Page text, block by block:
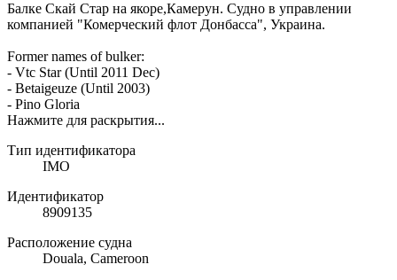
Балке Скай Стар на якоре,Камерун. Судно в управлении
компанией "Комерческий флот Донбасса", Украина.
Former names of bulker:
- Vtc Star (Until 2011 Dec)
- Betaigeuze (Until 2003)
- Pino Gloria
Нажмите для раскрытия...
Тип идентификатора
IMO
Идентификатор
8909135
Расположение судна
Douala, Cameroon